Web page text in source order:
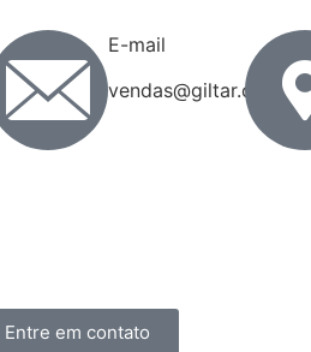
E-mail
vendas@giltar.com.br
Entre em contato